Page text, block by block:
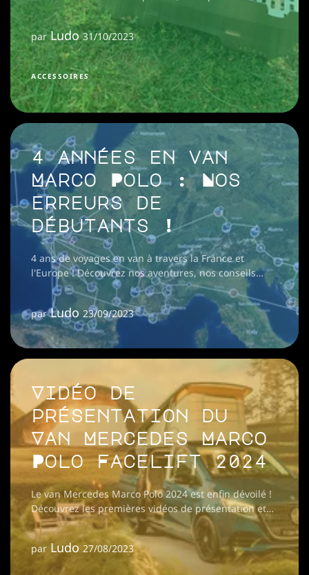
odeurs de cuisson à l'intérieur. Léger, compact et
parfait pour vos voyages
parLudo31/10/2023
ACCESSOIRES
4 années en van
Marco Polo : Nos
erreurs de
débutants !
4 ans de voyages en van à travers la France et
l'Europe ! Découvrez nos aventures, nos conseils
pour les débutants et nos erreurs pour mieux
réussir vos voyages en van
parLudo 23/09/2023
Vidéo de
présentation du
Van Mercedes Marco
Polo Facelift 2024
Le van Mercedes Marco Polo 2024 est enfin dévoilé !
Découvrez les premières vidéos de présentation et
toutes les innovations de ce modèle.
par Ludo27/08/2023